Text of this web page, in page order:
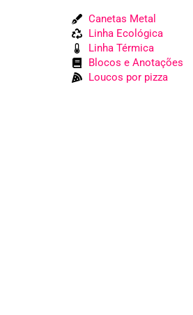
Canetas Metal
Linha Ecológica
Linha Térmica
Blocos e Anotações
Loucos por pizza